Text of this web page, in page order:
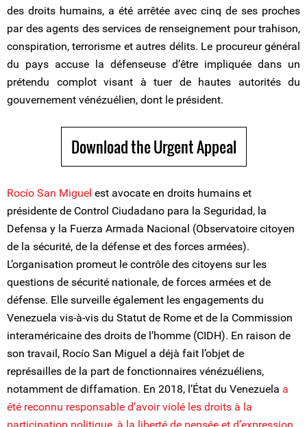
des droits humains, a été arrêtée avec cinq de ses proches
par des agents des services de renseignement pour trahison,
conspiration, terrorisme et autres délits. Le procureur général
du pays accuse la défenseuse d’être impliquée dans un
prétendu complot visant à tuer de hautes autorités du
gouvernement vénézuélien, dont le président.
Download the Urgent Appeal
Rocío San Miguel est avocate en droits humains et
présidente de Control Ciudadano para la Seguridad, la
Defensa y la Fuerza Armada Nacional (Observatoire citoyen
de la sécurité, de la défense et des forces armées).
L’organisation promeut le contrôle des citoyens sur les
questions de sécurité nationale, de forces armées et de
défense. Elle surveille également les engagements du
Venezuela vis-à-vis du Statut de Rome et de la Commission
interaméricaine des droits de l’homme (CIDH). En raison de
son travail, Rocío San Miguel a déjà fait l’objet de
représailles de la part de fonctionnaires vénézuéliens,
notamment de diffamation. En 2018, l’État du Venezuela a
été reconnu responsable d’avoir violé les droits à la